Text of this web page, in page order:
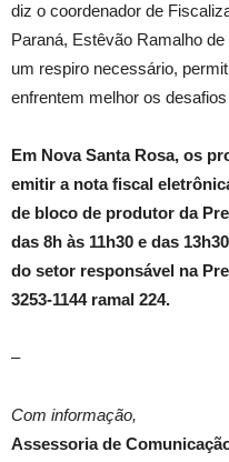
diz o coordenador de
Paraná, Estêvão Ramalho
um respiro necessário,
enfrentem melhor os
Em Nova Santa Rosa, os
emitir a nota fiscal
de bloco de produtor da
das 8h às 11h30 e das
do setor responsável na
3253-1144 ramal 224.
–
Com informação,
Assessoria de